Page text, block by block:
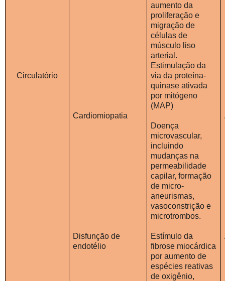
Circulatório
Cardiomiopatia
Disfunção de
endotélio
aumento da
proliferação e
migração de
células de
músculo liso
arterial.
Estimulação da
via da proteína-
quinase ativada
por mitógeno
(MAP)
Doença
microvascular,
incluindo
mudanças na
permeabilidade
capilar, formação
de micro-
aneurismas,
vasoconstrição e
microtrombos.
Estímulo da
fibrose miocárdica
por aumento de
espécies reativas
de oxigênio,